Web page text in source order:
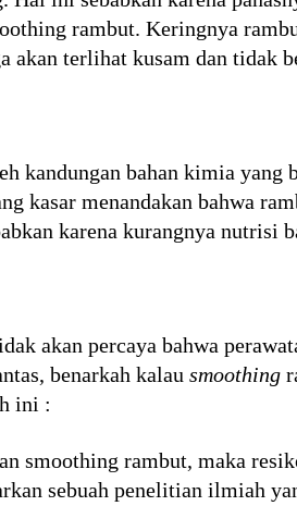
rambut. Keringnya
akan terlihat kusam dan tidak
kandungan bahan kimia yang
kasar menandakan bahwa
karena kurangnya nutrisi
akan percaya bahwa
benarkah kalau smoothing
ini :
smoothing rambut, maka
sebuah penelitian ilmiah